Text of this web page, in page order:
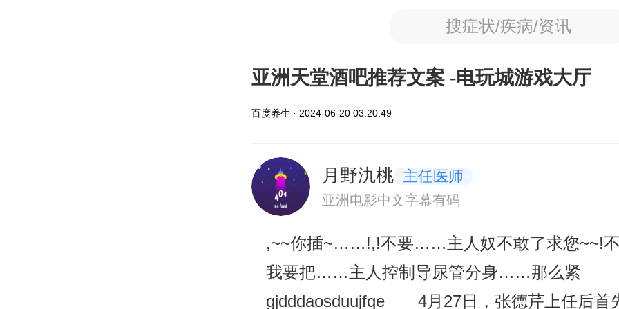
搜症状/疾病/资讯
亚洲天堂酒吧推荐文案 -电玩城游戏大厅
百度养生 · 2024-06-20 03:20:49
月野氿桃 主任医师
亚洲电影中文字幕有码
,~~你插~……!,!不要……主人奴不敢了求您~~!
我要把……主人控制导尿管分身……那么紧
gjdddaosduujfqe 4月27日，张德芹上任后首